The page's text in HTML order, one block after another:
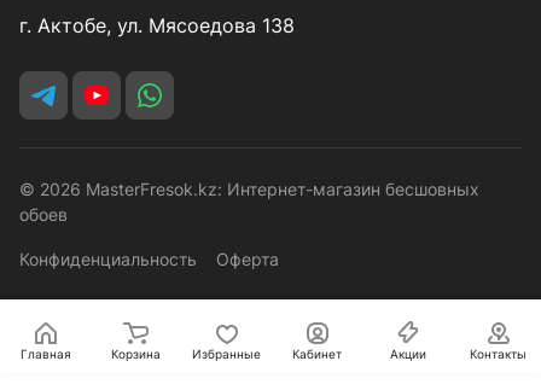
г. Актобе, ул. Мясоедова 138
© 2026 MasterFresok.kz: Интернет-магазин бесшовных
обоев
Конфиденциальность Оферта
Главная Корзина Избранные Кабинет Акции Контакты